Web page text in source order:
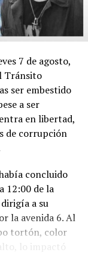
7 de agosto,
Tránsito
ser embestido
a ser
en libertad,
de corrupción
concluido
12:00 de la
a su
la avenida 6. Al
tortón, color
lo impactó